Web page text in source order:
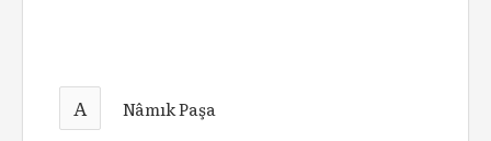
A Nâmık Paşa